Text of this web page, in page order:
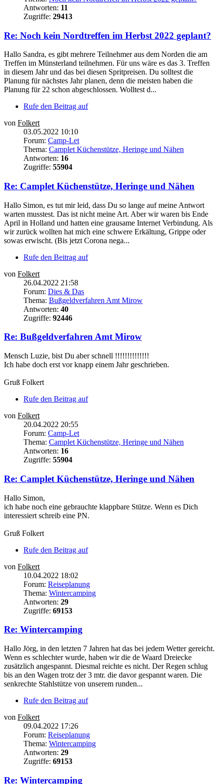
Antworten: 11
Zugriffe: 29413
Re: Noch kein Nordtreffen im Herbst 2022 geplant?
Hallo Sandra, es gibt mehrere Teilnehmer aus dem Norden die am
Treffen im Münsterland teilnehmen. Für uns wäre es das 3. Treffen
in diesem Jahr und das bei diesen Spritpreisen. Du solltest die
Planung für nächstes Jahr planen, denn die meisten haben die
Planung für 22 schon abgeschlossen. Wolltest d...
Rufe den Beitrag auf
von Folkert
03.05.2022 10:10
Forum: Camp-Let
Thema: Camplet Küchenstütze, Heringe und Nähen
Antworten: 16
Zugriffe: 55904
Re: Camplet Küchenstütze, Heringe und Nähen
Hallo Simon, es tut mir leid, dass Du so lange auf meine Antwort
warten musstest. Das ist nicht meine Art. Aber wir waren bis Ende
April in Holland und hatten eine grausame Internet Verbindung. Als
wir zurück wollten hat mich eine schwere Erkältung, Grippe oder
sowas erwischt. (Bis jetzt Corona nega...
Rufe den Beitrag auf
von Folkert
26.04.2022 21:58
Forum: Dies & Das
Thema: Bußgeldverfahren Amt Mirow
Antworten: 40
Zugriffe: 92446
Re: Bußgeldverfahren Amt Mirow
Mensch Luzie, bist Du aber schnell !!!!!!!!!!!!!!
Ich habe doch erst vor knapp einem Jahr geschrieben.
Gruß Folkert
Rufe den Beitrag auf
von Folkert
20.04.2022 20:55
Forum: Camp-Let
Thema: Camplet Küchenstütze, Heringe und Nähen
Antworten: 16
Zugriffe: 55904
Re: Camplet Küchenstütze, Heringe und Nähen
Hallo Simon,
ich habe noch eine gebrauchte klappbare Stütze. Wenn es Dich
interessiert schreib eine PN.
Gruß Folkert
Rufe den Beitrag auf
von Folkert
10.04.2022 18:02
Forum: Reiseplanung
Thema: Wintercamping
Antworten: 29
Zugriffe: 69153
Re: Wintercamping
Hallo Jörg, in den letzten 7 Jahren hat das bei jedem Wetter gereicht.
Wenn es schlechter wurde, haben wir die de Waard Dreiecke
zusätzlich angespannt. Diesmal reichte es nicht. Der Regen schlug
bis an den Wagen trotz der 3 mtr. die davor gespannt waren. Die
senkrechte Stahlstütze von unserem runden...
Rufe den Beitrag auf
von Folkert
09.04.2022 17:26
Forum: Reiseplanung
Thema: Wintercamping
Antworten: 29
Zugriffe: 69153
Re: Wintercamping